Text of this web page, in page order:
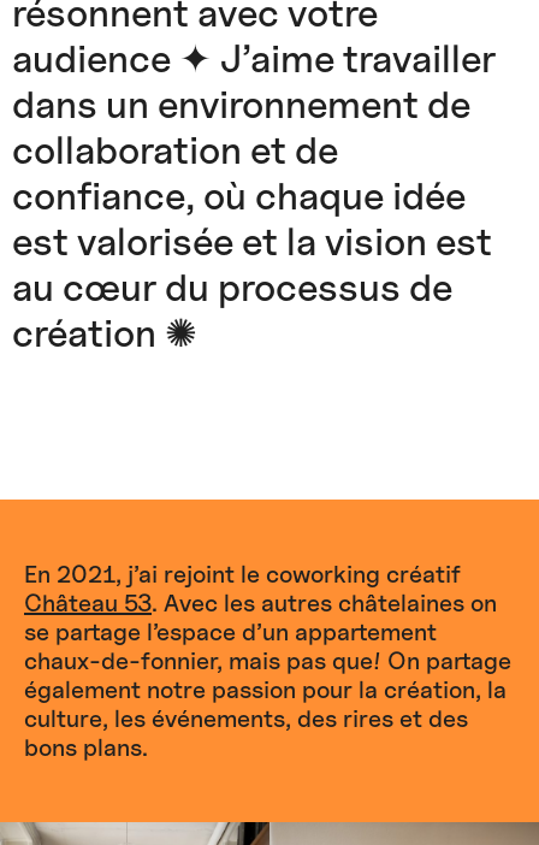
résonnent avec votre
audience ✦ J’aime travailler
dans un environnement de
collaboration et de
confiance, où chaque idée
est valorisée et la vision est
au cœur du processus de
création ✺
En 2021, j’ai rejoint le coworking créatif
Château 53. Avec les autres châtelaines on
se partage l’espace d’un appartement
chaux-de-fonnier, mais pas que! On partage
également notre passion pour la création, la
culture, les événements, des rires et des
bons plans.